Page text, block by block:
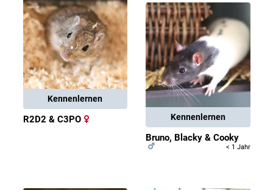
Kennenlernen
R2D2 & C3PO Kennenlernen
Bruno, Blacky & Cooky
< 1 Jahr